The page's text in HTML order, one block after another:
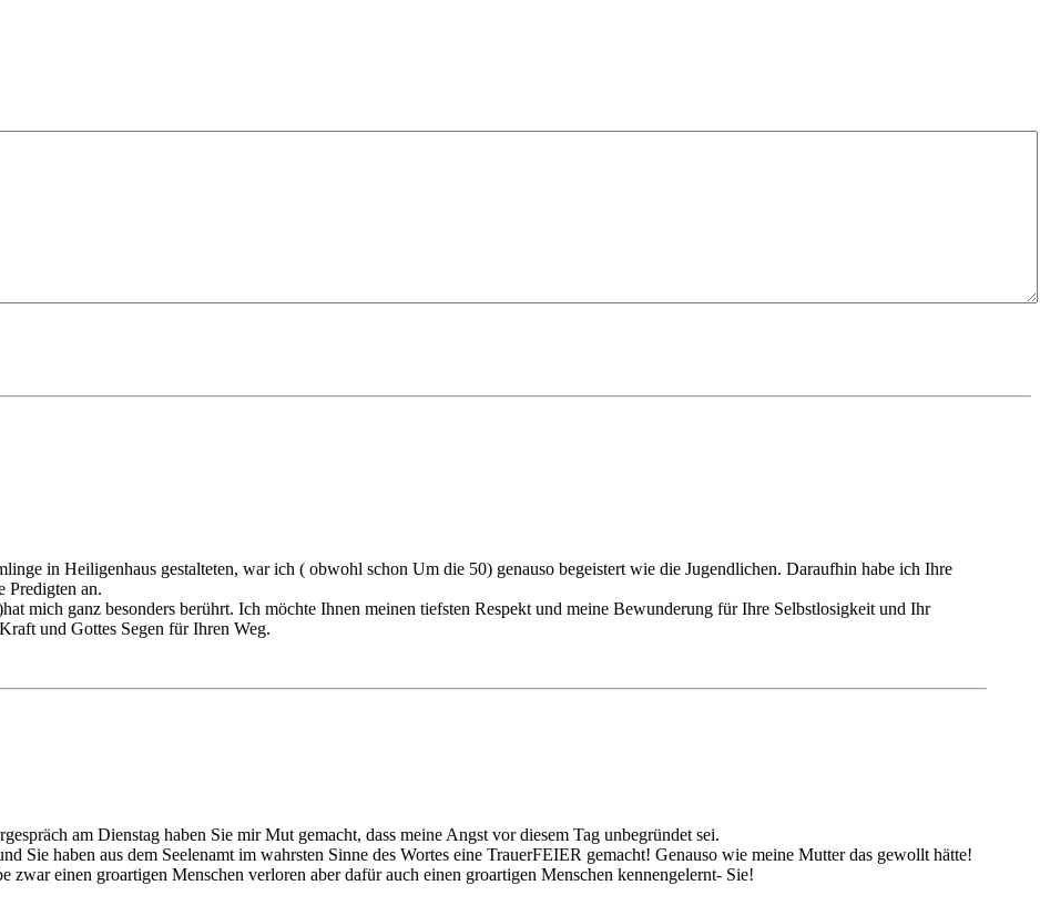
in Heiligenhaus gestalteten, war ich ( obwohl schon Um die 50) genauso begeistert wie die Jugendlichen. Daraufhin habe ich Ihre
Predigten an.
mich ganz besonders berührt. Ich möchte Ihnen meinen tiefsten Respekt und meine Bewunderung für Ihre Selbstlosigkeit und Ihr
und Gottes Segen für Ihren Weg.
am Dienstag haben Sie mir Mut gemacht, dass meine Angst vor diesem Tag unbegründet sei.
Sie haben aus dem Seelenamt im wahrsten Sinne des Wortes eine TrauerFEIER gemacht! Genauso wie meine Mutter das gewollt hätte!
einen groartigen Menschen verloren aber dafür auch einen groartigen Menschen kennengelernt- Sie!